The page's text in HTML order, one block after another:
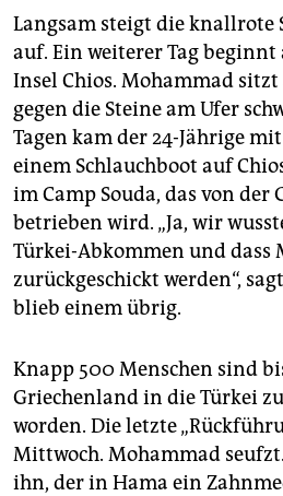
fragen & hilfe
unterstützen
abo
genossenschaft
epaper login
Langsam steigt die knallrote
auf. Ein weiterer Tag
Insel Chios. Mohammad sitzt
gegen die Steine am Ufer
Tagen kam der 24-Jährige
einem Schlauchboot auf
im Camp Souda, das von der
betrieben wird. „Ja, wir
Türkei-Abkommen und dass
zurückgeschickt werden“,
blieb einem übrig.
Knapp 500 Menschen sind
Griechenland in die Türkei
worden. Die letzte
Mittwoch. Mohammad
ihn, der in Hama ein